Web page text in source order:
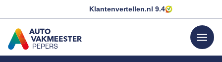
Klantenvertellen.nl 9.4
PEPERS
GA NAAR DE HOMEPAGINA
menu